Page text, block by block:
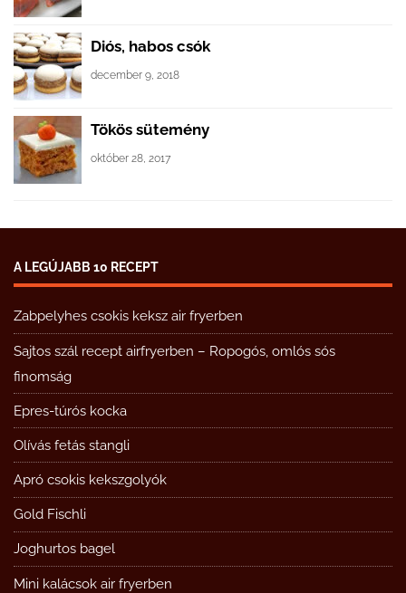
Diós, habos csók
december 9, 2018
Tökös sütemény
október 28, 2017
A LEGÚJABB 10 RECEPT
Zabpelyhes csokis keksz air fryerben
Sajtos szál recept airfryerben – Ropogós, omlós sós
finomság
Epres-túrós kocka
Olívás fetás stangli
Apró csokis kekszgolyók
Gold Fischli
Joghurtos bagel
Mini kalácsok air fryerben